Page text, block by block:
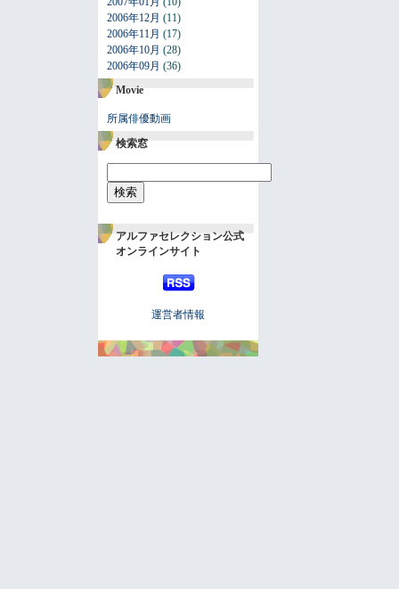
2006年12月 (11)
2006年11月 (17)
2006年10月 (28)
2006年09月 (36)
Movie
所属俳優動画
検索窓
アルファセレクション公式
オンラインサイト
運営者情報